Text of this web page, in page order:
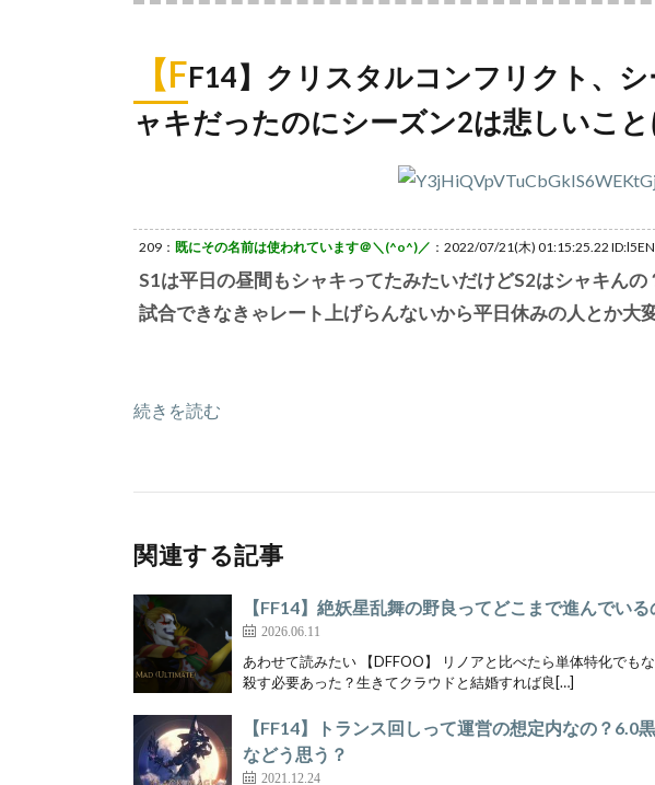
【FF14】クリスタルコンフリクト、
ャキだったのにシーズン2は悲しいこ
209： 既にその名前は使われています＠＼(^o^)／ ：2022/07/21(木) 01:15:25.22
S1は平日の昼間もシャキってたみたいだけどS2はシャキんの
試合できなきゃレート上げらんないから平日休みの人とか大
続きを読む
関連する記事
【FF14】絶妖星乱舞の野良ってどこまで進んでいる
2026.06.11
あわせて読みたい 【DFFOO】 リノアと比べたら単体特化でも
殺す必要あった？生きてクラウドと結婚すれば良[…]
【FF14】トランス回しって運営の想定内なの？6.0
などう思う？
2021.12.24